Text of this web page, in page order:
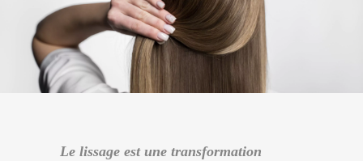
Le lissage est une transformation